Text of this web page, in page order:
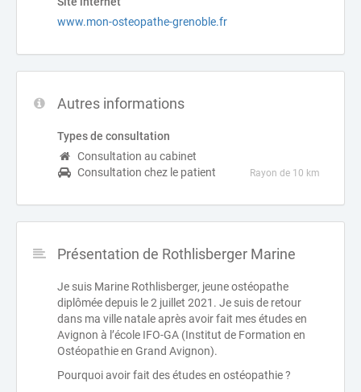
www.mon-osteopathe-grenoble.fr
Autres informations
Types de consultation
Consultation au cabinet
Consultation chez le patient
Rayon de 10 km
Présentation de Rothlisberger Marine
Je suis Marine Rothlisberger, jeune ostéopathe
diplômée depuis le 2 juillet 2021. Je suis de retour
dans ma ville natale après avoir fait mes études en
Avignon à l’école IFO-GA (Institut de Formation en
Ostéopathie en Grand Avignon).
Pourquoi avoir fait des études en ostéopathie ?